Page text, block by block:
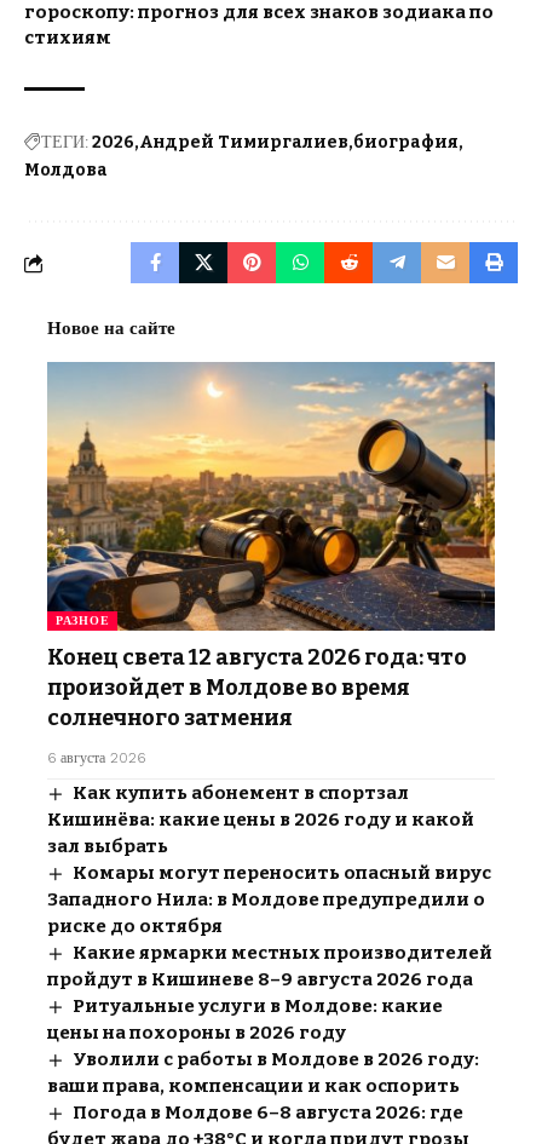
гороскопу: прогноз для всех знаков зодиака по
стихиям
ТЕГИ:2026 Андрей Тимиргалиев биография
Молдова
Новое на сайте
РАЗНОЕ
Конец света 12 августа 2026 года: что
произойдет в Молдове во время
солнечного затмения
6 августа 2026
Как купить абонемент в спортзал
Кишинёва: какие цены в 2026 году и какой
зал выбрать
Комары могут переносить опасный вирус
Западного Нила: в Молдове предупредили о
риске до октября
Какие ярмарки местных производителей
пройдут в Кишиневе 8–9 августа 2026 года
Ритуальные услуги в Молдове: какие
цены на похороны в 2026 году
Уволили с работы в Молдове в 2026 году:
ваши права, компенсации и как оспорить
Погода в Молдове 6–8 августа 2026: где
будет жара до +38°C и когда придут грозы